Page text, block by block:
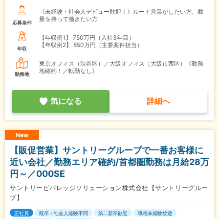
応募条件
《未経験・社会人デビュー歓迎！》ルート営業がしたい方、裁
量を持って働きたい方
年収
【年収例1】
750万円（入社3年目）
【年収例2】
850万円（主要案件担当）
勤務地
東京オフィス（渋谷区）／大阪オフィス（大阪市西区）《勤務
地確約！／転勤なし》
気になる 詳細へ
New
【販促営業】サントリーグループで一番お客様に
近い会社／勤務エリア確約/首都圏勤務は月給28万
円～／000SE
サントリービバレッジソリューション株式会社【サントリーグルー
プ】
正社員 既卒・社会人経験不問 第二新卒歓迎
職種未経験歓迎